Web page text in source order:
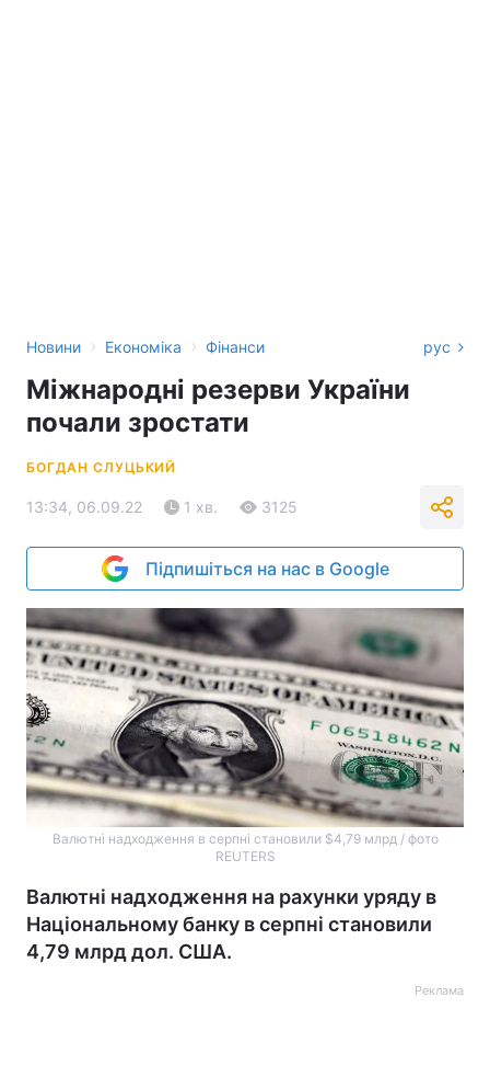
Новини › Економіка › Фінанси рус
Міжнародні резерви України
почали зростати
БОГДАН СЛУЦЬКИЙ
13:34, 06.09.22 1 хв. 3125
Підпишіться на нас в Google
Валютні надходження в серпні становили $4,79 млрд / фото
REUTERS
Валютні надходження на рахунки уряду в
Національному банку в серпні становили
4,79 млрд дол. США.
Реклама